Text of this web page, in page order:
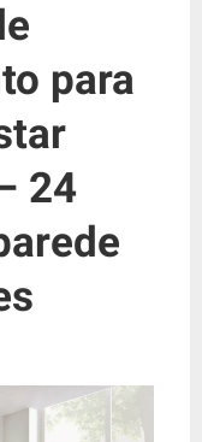
para
24